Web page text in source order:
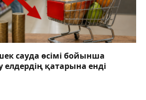
сауда өсімі бойынша
елдердің қатарына енді